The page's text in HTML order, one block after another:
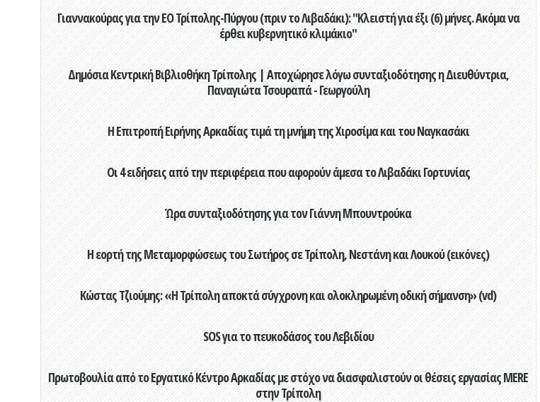
Γιαννακούρας για την EO Τρίπολης-Πύργου (πριν το Λιβαδάκι): "Κλειστή για έξι (6) μήνες. Ακόμα να
έρθει κυβερνητικό κλιμάκιο"
Δημόσια Κεντρική Βιβλιοθήκη Τρίπολης | Αποχώρησε λόγω συνταξιοδότησης η Διευθύντρια,
Παναγιώτα Τσουραπά - Γεωργούλη
Η Επιτροπή Ειρήνης Αρκαδίας τιμά τη μνήμη της Χιροσίμα και του Ναγκασάκι
Οι 4 ειδήσεις από την περιφέρεια που αφορούν άμεσα το Λιβαδάκι Γορτυνίας
Ώρα συνταξιοδότησης για τον Γιάννη Μπουντρούκα
Η εορτή της Μεταμορφώσεως του Σωτήρος σε Τρίπολη, Νεστάνη και Λουκού (εικόνες)
Κώστας Τζιούμης: «Η Τρίπολη αποκτά σύγχρονη και ολοκληρωμένη οδική σήμανση» (vd)
SOS για το πευκοδάσος του Λεβιδίου
Πρωτοβουλία από το Εργατικό Κέντρο Αρκαδίας με στόχο να διασφαλιστούν οι θέσεις εργασίας MERE
στην Τρίπολη